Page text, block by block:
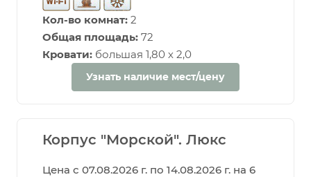
Кол-во комнат: 2
Общая площадь: 72
Кровати: большая 1,80 х 2,0
Узнать наличие мест/цену
Корпус "Морской". Люкс
Цена с 07.08.2026 г. по 14.08.2026 г. на 6